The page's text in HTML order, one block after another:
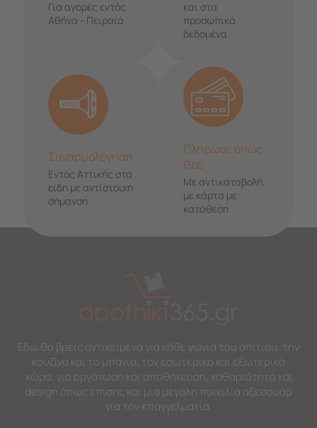
Για αγορές εντός
Αθήνα - Πειραιά
και στα
προσωπικά
δεδομένα
Συναρμολόγηση
Εντός Αττικής στα
είδη με αντίστοιχη
σήμανση
Πλήρωσε όπως
θες
Με αντικαταβολή,
με κάρτα με
κατάθεση
Εδώ θα βρεις αντικείμενα για κάθε γωνιά του σπιτιού, την
κουζίνα και το μπάνιο, τον εσωτερικό και εξωτερικό
χώρο, για οργάνωση και αποθήκευση, καθαριότητα και
design όπως επίσης και μια μεγάλη ποικιλία αξεσουάρ
για τον επαγγελματία.